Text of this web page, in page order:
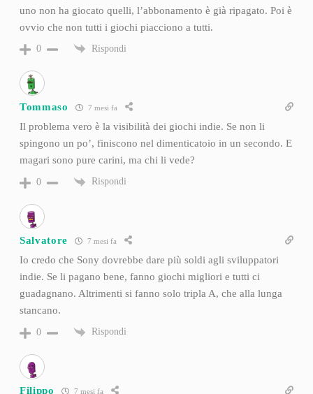
uno non ha giocato quelli, l’abbonamento è già ripagato. Poi è
ovvio che non tutti i giochi piacciono a tutti.
0 Rispondi
Tommaso 7 mesi fa
Il problema vero è la visibilità dei giochi indie. Se non li
spingono un po’, finiscono nel dimenticatoio in un secondo. E
magari sono pure carini, ma chi li vede?
0 Rispondi
Salvatore 7 mesi fa
Io credo che Sony dovrebbe dare più soldi agli sviluppatori
indie. Se li pagano bene, fanno giochi migliori e tutti ci
guadagnano. Altrimenti si fanno solo tripla A, che alla lunga
stancano.
0 Rispondi
Filippo 7 mesi fa